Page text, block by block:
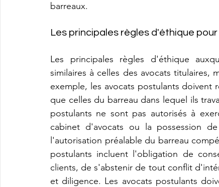
barreaux.
Les principales règles d'éthique
Les principales règles d'éthique
similaires à celles des avocats titulaires,
exemple, les avocats postulants doivent
que celles du barreau dans lequel ils
postulants ne sont pas autorisés à
cabinet d'avocats ou la possession
l'autorisation préalable du barreau
postulants incluent l'obligation de
clients, de s'abstenir de tout conflit
et diligence. Les avocats postulants